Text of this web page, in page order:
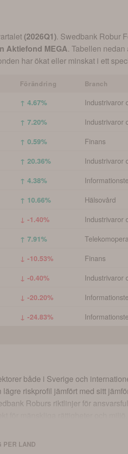
(2026Q1). Swedbank Robur
Aktiefond MEGA. Tabellen
har ökat eller minskat i ett
Förändring Branch
↑ 4.67%
Industrivaror
↑ 7.20%
Industrivaror
↑ 0.59%
Finans
↑ 20.36%
Industrivaror
↑ 4.38%
↑ 10.66%
Hälsovård
↓ -1.40%
Industrivaror
↑ 7.91%
↓ -10.53%
Finans
↓ -0.40%
Industrivaror
↓ -20.20%
↓ -24.83%
både i Sverige och
riskprofil jämfört med sitt
Roburs riktlinjer för
på swedbankrobur.se och
ut avkastning i mars-maj varje år
PER LAND